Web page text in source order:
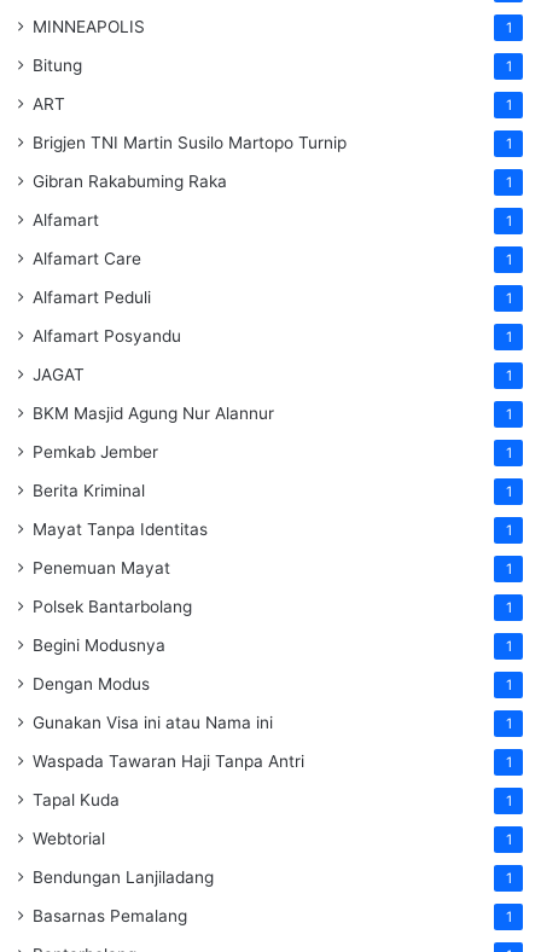
MINNEAPOLIS 1
Bitung 1
ART 1
Brigjen TNI Martin Susilo Martopo Turnip 1
Gibran Rakabuming Raka 1
Alfamart 1
Alfamart Care 1
Alfamart Peduli 1
Alfamart Posyandu 1
JAGAT 1
BKM Masjid Agung Nur Alannur 1
Pemkab Jember 1
Berita Kriminal 1
Mayat Tanpa Identitas 1
Penemuan Mayat 1
Polsek Bantarbolang 1
Begini Modusnya 1
Dengan Modus 1
Gunakan Visa ini atau Nama ini 1
Waspada Tawaran Haji Tanpa Antri 1
Tapal Kuda 1
Webtorial 1
Bendungan Lanjiladang 1
Basarnas Pemalang 1